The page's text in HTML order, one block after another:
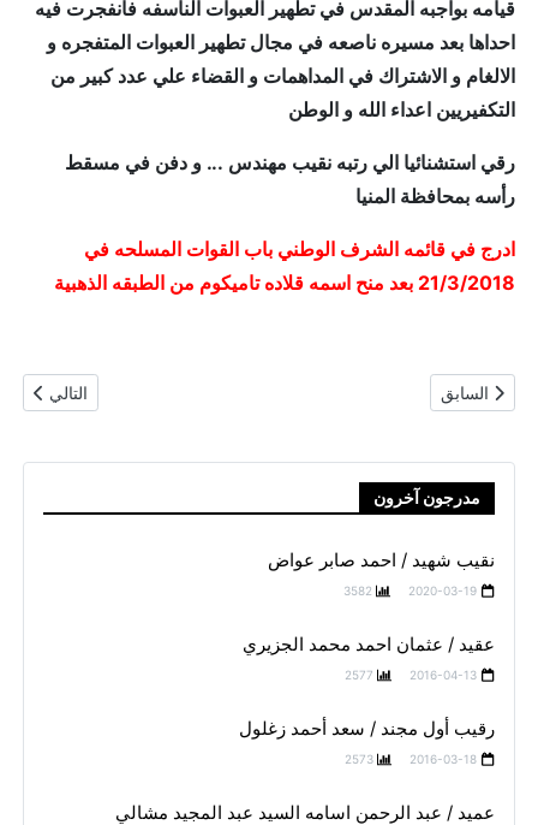
قيامه بواجبه المقدس في تطهير العبوات الناسفه فانفجرت فيه
احداها بعد مسيره ناصعه في مجال تطهير العبوات المتفجره و
الالغام و الاشتراك في المداهمات و القضاء علي عدد كبير من
التكفيريين اعداء الله و الوطن
رقي استشنائيا الي رتبه نقيب مهندس ... و دفن في مسقط
رأسه بمحافظة المنيا
ادرج في قائمه الشرف الوطني باب القوات المسلحه في
21/3/2018 بعد منح اسمه قلاده تاميكوم من الطبقه الذهبية
المقال السابق: نقيب مهندس شهيد / عمرو أحمد السقا
السابق المقال
التالي
مدرجون آخرون
نقيب شهيد / احمد صابر عواض
2020-03-19
3582
عقيد / عثمان احمد محمد الجزيري
2016-04-13
2577
رقيب أول مجند / سعد أحمد زغلول
2016-03-18
2573
عميد / عبد الرحمن اسامه السيد عبد المجيد مشالي